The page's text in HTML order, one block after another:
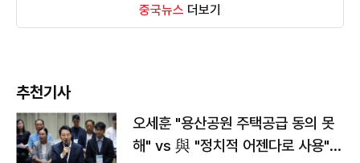
중국뉴스 더보기
추천기사
오세훈 "용산공원 주택공급 동의 못
해" vs 與 "정치적 어젠다로 사용"